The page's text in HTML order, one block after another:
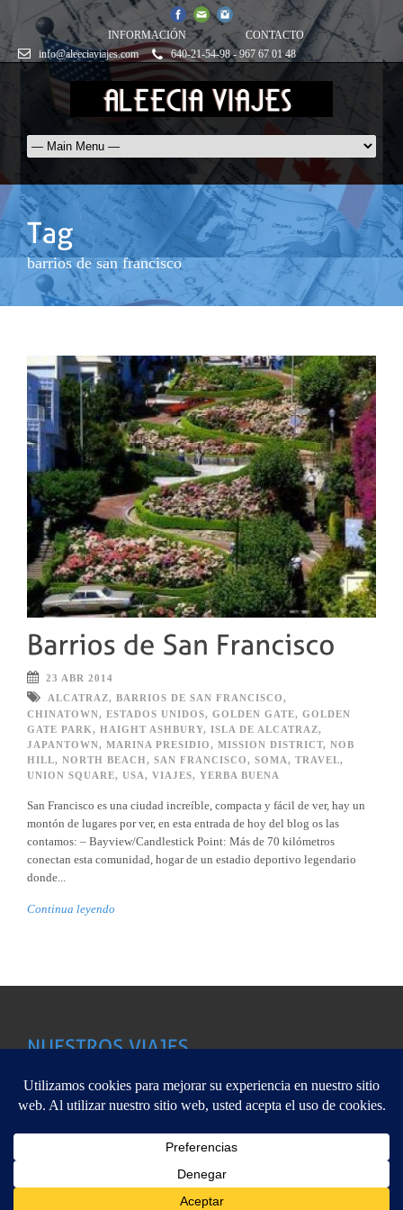
INFORMACIÓN
CONTACTO
info@aleeciaviajes.com
640-21-54-98 - 967 67 01 48
barrios de san francisco
23 ABR 2014
ALCATRAZ, BARRIOS DE SAN FRANCISCO,
CHINATOWN, ESTADOS UNIDOS, GOLDEN GATE, GOLDEN
GATE PARK, HAIGHT ASHBURY, ISLA DE ALCATRAZ,
JAPANTOWN, MARINA PRESIDIO, MISSION DISTRICT, NOB
HILL, NORTH BEACH, SAN FRANCISCO, SOMA, TRAVEL,
UNION SQUARE, USA, VIAJES, YERBA BUENA
San Francisco es una ciudad increíble, compacta y fácil de ver, hay un
montón de lugares por ver, en esta entrada de hoy del blog os las
contamos: – Bayview/Candlestick Point: Más de 70 kilómetros
conectan esta comunidad, hogar de un estadio deportivo legendario
donde...
Continua leyendo
Aleecia Viajes pertenece a Viajes Viaverde CICLM-02122, C/
Arq.Vandelvira,25.-Albacete 967 67 01 48 Copyright @ 2013
ALEECiA
Este sitio web utiliza cookies para que usted tenga la mejor experiencia de
usuario. Si continúa navegando está dando su consentimiento para la
de las mencionadas cookies y la aceptación de nuestra
,
el enlace para mayor información.